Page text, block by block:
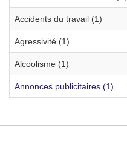
Accidents du travail (1)
Agressivité (1)
Alcoolisme (1)
Annonces publicitaires (1)